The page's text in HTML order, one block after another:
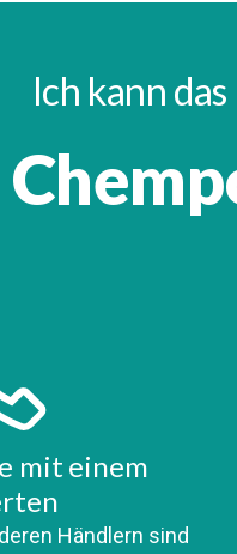
Ich kann
mit einem
Händlern sind